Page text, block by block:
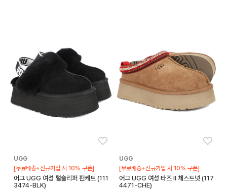
UGG
[무료배송+신규가입 시 10% 쿠폰]
어그 UGG 여성 털슬리퍼 펀케트 (111
3474-BLK)
UGG
[무료배송+신규가입 시 10% 쿠폰]
어그 UGG 여성 타즈 II 체스트넛 (117
4471-CHE)